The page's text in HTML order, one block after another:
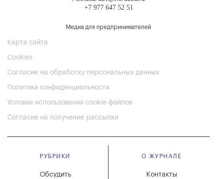
+7 977 647 52 51
Медиа для предпринимателей
Карта сайта
Cookies
Согласие на обработку персональных данных
Политика конфиденциальности
Условия использования cookie-файлов
Согласие на получение рассылки
РУБРИКИ
Обсудить
О ЖУРНАЛЕ
Контакты